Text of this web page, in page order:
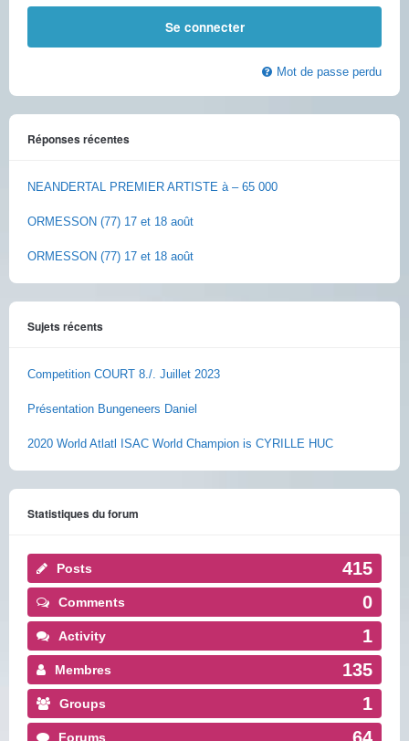
Mot de passe perdu
Réponses récentes
NEANDERTAL PREMIER ARTISTE à – 65 000
ORMESSON (77) 17 et 18 août
ORMESSON (77) 17 et 18 août
Sujets récents
Competition COURT 8./. Juillet 2023
Présentation Bungeneers Daniel
2020 World Atlatl ISAC World Champion is CYRILLE HUC
Statistiques du forum
Posts 415
Comments 0
Activity 1
Membres 135
Groups 1
Forums